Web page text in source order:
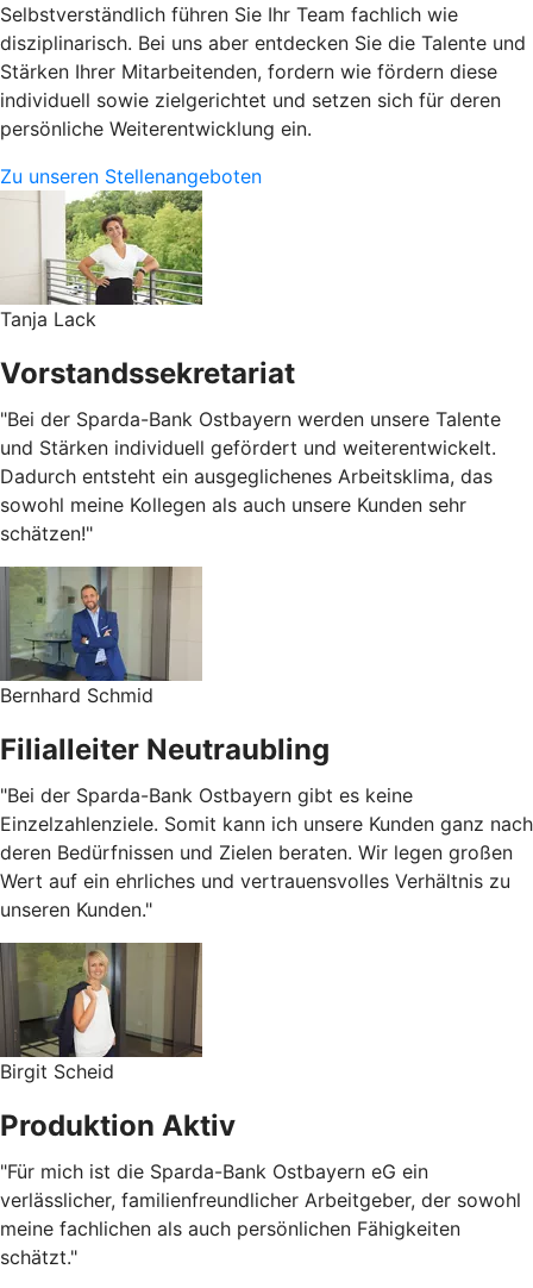
Selbstverständlich führen Sie Ihr Team fachlich wie
disziplinarisch. Bei uns aber entdecken Sie die Talente und
Stärken Ihrer Mitarbeitenden, fordern wie fördern diese
individuell sowie zielgerichtet und setzen sich für deren
persönliche Weiterentwicklung ein.
Zu unseren Stellenangeboten
Tanja Lack
Vorstandssekretariat
"Bei der Sparda-Bank Ostbayern werden unsere Talente
und Stärken individuell gefördert und weiterentwickelt.
Dadurch entsteht ein ausgeglichenes Arbeitsklima, das
sowohl meine Kollegen als auch unsere Kunden sehr
schätzen!"
Bernhard Schmid
Filialleiter Neutraubling
"Bei der Sparda-Bank Ostbayern gibt es keine
Einzelzahlenziele. Somit kann ich unsere Kunden ganz nach
deren Bedürfnissen und Zielen beraten. Wir legen großen
Wert auf ein ehrliches und vertrauensvolles Verhältnis zu
unseren Kunden."
Birgit Scheid
Produktion Aktiv
"Für mich ist die Sparda-Bank Ostbayern eG ein
verlässlicher, familienfreundlicher Arbeitgeber, der sowohl
meine fachlichen als auch persönlichen Fähigkeiten
schätzt."